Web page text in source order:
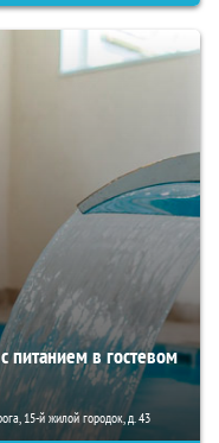
в гостевом
15-й жилой городок, д. 43